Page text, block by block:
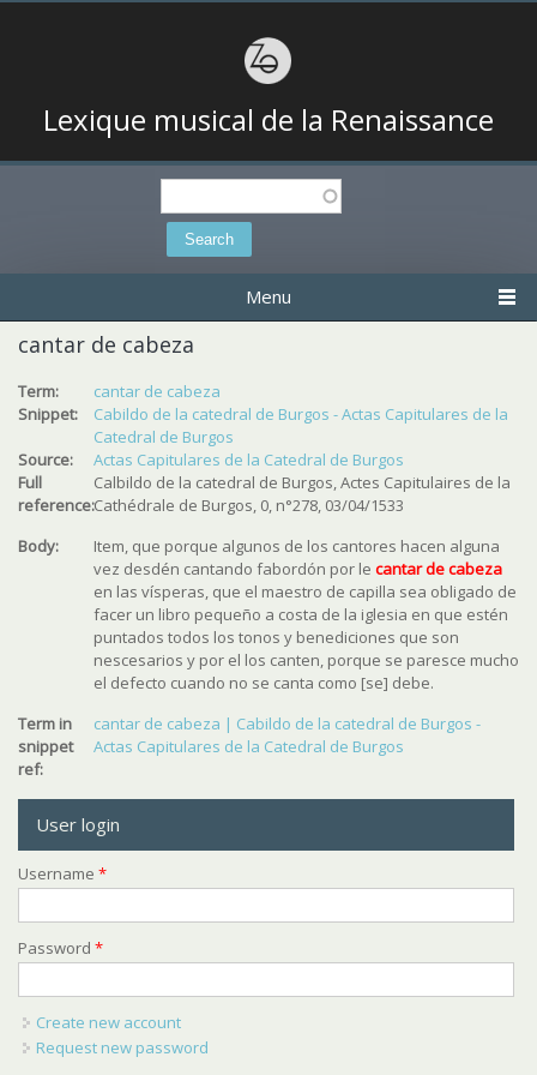
Lexique musical de la Renaissance
Search
Menu
cantar de cabeza
Term:
cantar de cabeza
Snippet:
Cabildo de la catedral de Burgos - Actas Capitulares de la
Catedral de Burgos
Source:
Actas Capitulares de la Catedral de Burgos
Full
reference:
Calbildo de la catedral de Burgos, Actes Capitulaires de la
Cathédrale de Burgos, 0, n°278, 03/04/1533
Body:
Item, que porque algunos de los cantores hacen alguna
vez desdén cantando fabordón por le cantar de cabeza
en las vísperas, que el maestro de capilla sea obligado de
facer un libro pequeño a costa de la iglesia en que estén
puntados todos los tonos y benediciones que son
nescesarios y por el los canten, porque se paresce mucho
el defecto cuando no se canta como [se] debe.
Term in
snippet
ref:
cantar de cabeza | Cabildo de la catedral de Burgos -
Actas Capitulares de la Catedral de Burgos
User login
Username *
Password *
Create new account
Request new password